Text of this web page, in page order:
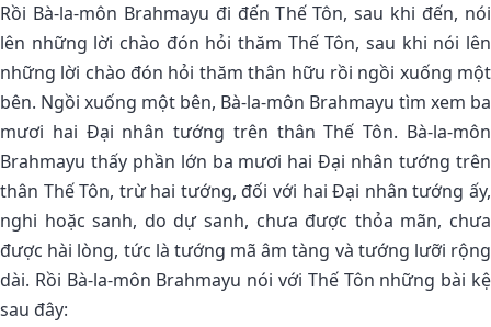
Rồi Bà-la-môn Brahmayu đi đến Thế Tôn, sau khi đến, nói
lên những lời chào đón hỏi thăm Thế Tôn, sau khi nói lên
những lời chào đón hỏi thăm thân hữu rồi ngồi xuống một
bên. Ngồi xuống một bên, Bà-la-môn Brahmayu tìm xem ba
mươi hai Ðại nhân tướng trên thân Thế Tôn. Bà-la-môn
Brahmayu thấy phần lớn ba mươi hai Ðại nhân tướng trên
thân Thế Tôn, trừ hai tướng, đối với hai Ðại nhân tướng ấy,
nghi hoặc sanh, do dự sanh, chưa được thỏa mãn, chưa
được hài lòng, tức là tướng mã âm tàng và tướng lưỡi rộng
dài. Rồi Bà-la-môn Brahmayu nói với Thế Tôn những bài kệ
sau đây: